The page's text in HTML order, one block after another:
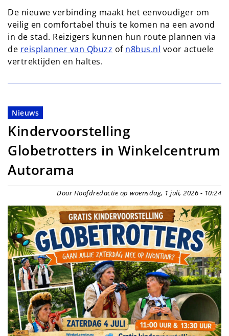
De nieuwe verbinding maakt het eenvoudiger om
veilig en comfortabel thuis te komen na een avond
in de stad. Reizigers kunnen hun route plannen via
de reisplanner van Qbuzz of n8bus.nl voor actuele
vertrektijden en haltes.
Nieuws
Kindervoorstelling
Globetrotters in Winkelcentrum
Autorama
Door Hoofdredactie op woensdag, 1 juli, 2026 - 10:24